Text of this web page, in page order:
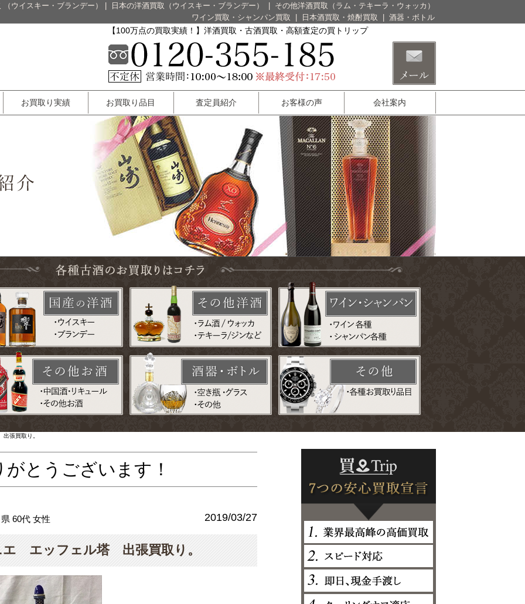
ウイスキー・ブランデー） 日本の洋酒買取（ウイスキー・ブランデー）
その他洋酒買取（ラム・テキーラ・ウォッカ）
ワイン買取・シャンパン買取
日本酒買取・焼酎買取 酒器・ボトル
【100万点の買取実績！】洋酒買取・古酒買取・高額査定の買トリップ
お買取り実績 お買取り品目 査定員紹介 お客様の声 会社案内
張買取り。
とうございます！
60代 女性 2019/03/27
エッフェル塔 出張買取り。